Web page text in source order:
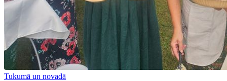
Tukumā un novadā